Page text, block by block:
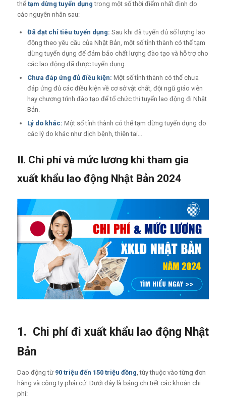
thể tạm dừng tuyển dụng trong một số thời điểm nhất định do
các nguyên nhân sau:
Đã đạt chỉ tiêu tuyển dụng: Sau khi đã tuyển đủ số lượng lao
động theo yêu cầu của Nhật Bản, một số tỉnh thành có thể tạm
dừng tuyển dụng để đảm bảo chất lượng đào tạo và hỗ trợ cho
các lao động đã được tuyển dụng.
Chưa đáp ứng đủ điều kiện: Một số tỉnh thành có thể chưa
đáp ứng đủ các điều kiện về cơ sở vật chất, đội ngũ giáo viên
hay chương trình đào tạo để tổ chức thi tuyển lao động đi Nhật
Bản.
Lý do khác: Một số tỉnh thành có thể tạm dừng tuyển dụng do
các lý do khác như dịch bệnh, thiên tai…
II. Chi phí và mức lương khi tham gia
xuất khẩu lao động Nhật Bản 2024
1. Chi phí đi xuất khẩu lao động Nhật
Bản
Dao động từ 90 triệu đến 150 triệu đồng , tùy thuộc vào từng đơn
hàng và công ty phái cử. Dưới đây là bảng chi tiết các khoản chi
phí: